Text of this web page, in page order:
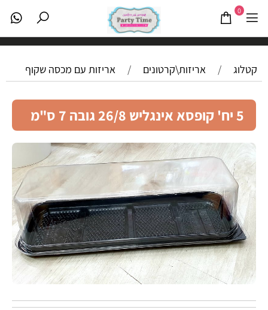
0
קטלוג / אריזות\קרטונים / אריזות עם מכסה שקוף
5 יח' קופסא אינגליש 26/8 גובה 7 ס"מ